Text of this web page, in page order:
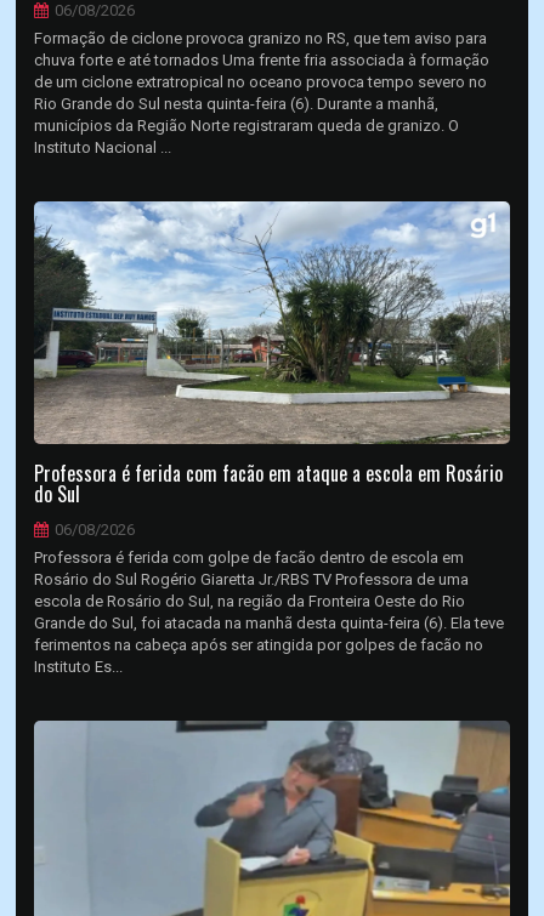
06/08/2026
Formação de ciclone provoca granizo no RS, que tem aviso para
chuva forte e até tornados Uma frente fria associada à formação
de um ciclone extratropical no oceano provoca tempo severo no
Rio Grande do Sul nesta quinta-feira (6). Durante a manhã,
municípios da Região Norte registraram queda de granizo. O
Instituto Nacional ...
Professora é ferida com facão em ataque a escola em Rosário
do Sul
06/08/2026
Professora é ferida com golpe de facão dentro de escola em
Rosário do Sul Rogério Giaretta Jr./RBS TV Professora de uma
escola de Rosário do Sul, na região da Fronteira Oeste do Rio
Grande do Sul, foi atacada na manhã desta quinta-feira (6). Ela teve
ferimentos na cabeça após ser atingida por golpes de facão no
Instituto Es...